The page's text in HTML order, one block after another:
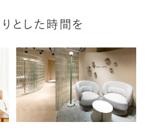
とした時間を